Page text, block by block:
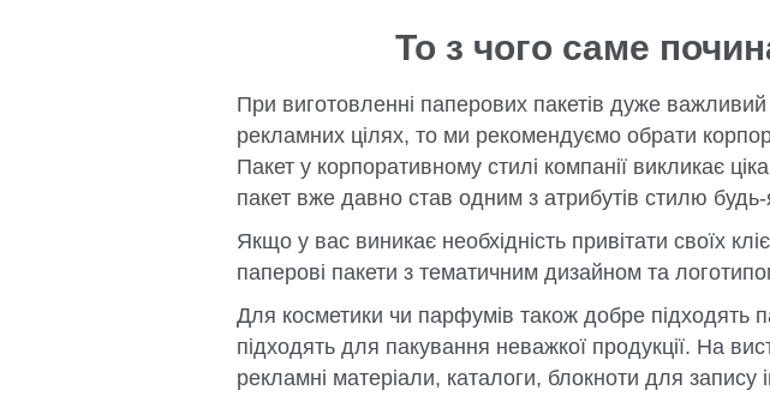
То з чого саме
При виготовленні паперових пакетів дуже
рекламних цілях, то ми рекомендуємо обрати
Пакет у корпоративному стилі компанії викликає
пакет вже давно став одним з атрибутів стилю будь-
Якщо у вас виникає необхідність привітати своїх
паперові пакети з тематичним дизайном та
Для косметики чи парфумів також добре підходять
підходять для пакування неважкої продукції. На
рекламні матеріали, каталоги, блокноти для запису